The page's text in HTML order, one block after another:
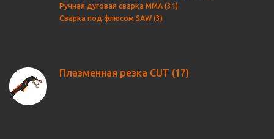
Ручная дуговая сварка MMA (31)
Сварка под флюсом SAW (3)
Плазменная резка CUT (17)